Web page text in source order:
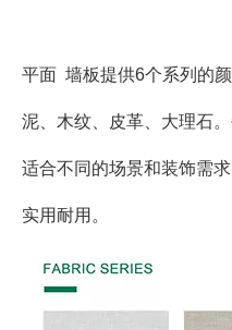
平面 墙板提供6个系列的
泥、木纹、皮革、大理石
适合不同的场景和装饰需
实用耐用。